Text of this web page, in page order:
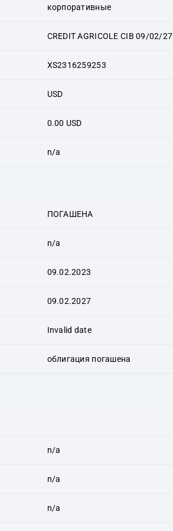
корпоративные
CREDIT AGRICOLE CIB 09/02/27
XS2316259253
USD
0.00 USD
n/a
ПОГАШЕНА
n/a
09.02.2023
09.02.2027
Invalid date
облигация погашена
n/a
n/a
n/a